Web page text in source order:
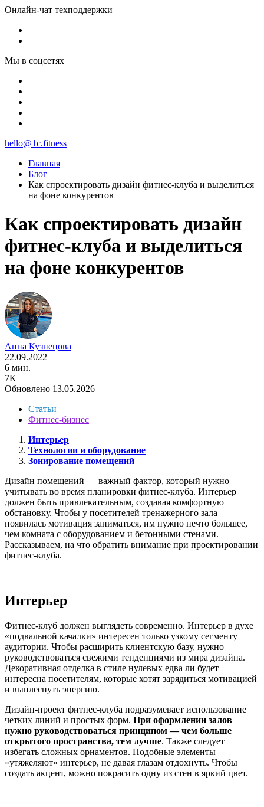
Онлайн-чат техподдержки
Мы в соцсетях
hello@1c.fitness
Главная
Блог
Как спроектировать дизайн фитнес-клуба и выделиться
на фоне конкурентов
Как спроектировать дизайн
фитнес-клуба и выделиться
на фоне конкурентов
Анна Кузнецова
22.09.2022
6 мин.
7K
Обновлено 13.05.2026
Статьи
Фитнес-бизнес
Интерьер
Технологии и оборудование
Зонирование помещений
Дизайн помещений — важный фактор, который нужно
учитывать во время планировки фитнес-клуба. Интерьер
должен быть привлекательным, создавая комфортную
обстановку. Чтобы у посетителей тренажерного зала
появилась мотивация заниматься, им нужно нечто большее,
чем комната с оборудованием и бетонными стенами.
Рассказываем, на что обратить внимание при проектировании
фитнес-клуба.
Интерьер
Фитнес-клуб должен выглядеть современно. Интерьер в духе
«подвальной качалки» интересен только узкому сегменту
аудитории. Чтобы расширить клиентскую базу, нужно
руководствоваться свежими тенденциями из мира дизайна.
Декоративная отделка в стиле нулевых едва ли будет
интересна посетителям, которые хотят зарядиться мотивацией
и выплеснуть энергию.
Дизайн-проект фитнес-клуба подразумевает использование
четких линий и простых форм. При оформлении залов
нужно руководствоваться принципом — чем больше
открытого пространства, тем лучше. Также следует
избегать сложных орнаментов. Подобные элементы
«утяжеляют» интерьер, не давая глазам отдохнуть. Чтобы
создать акцент, можно покрасить одну из стен в яркий цвет.